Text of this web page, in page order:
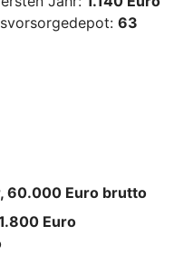
63
60.000 Euro brutto
Euro